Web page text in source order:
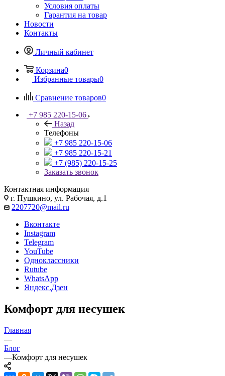
Условия оплаты
Гарантия на товар
Новости
Контакты
Личный кабинет
Корзина0
Избранные товары0
Сравнение товаров0
+7 985 220-15-06
Назад
Телефоны
+7 985 220-15-06
+7 985 220-15-21
+7 (985) 220-15-25
Заказать звонок
Контактная информация
г. Пушкино, ул. Рабочая, д.1
2207720@mail.ru
Вконтакте
Instagram
Telegram
YouTube
Одноклассники
Rutube
WhatsApp
Яндекс.Дзен
Комфорт для несушек
Главная
—
Блог
—Комфорт для несушек